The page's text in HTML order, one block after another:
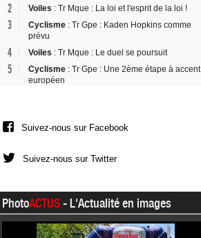
2 Voiles : Tr Mque : La loi et l'esprit de la loi !
3 Cyclisme : Tr Gpe : Kaden Hopkins comme
prévu
4 Voiles : Tr Mque : Le duel se poursuit
5 Cyclisme : Tr Gpe : Une 2ème étape à accent
européen
Suivez-nous sur Facebook
Suivez-nous sur Twitter
PhotoACTUS- L'Actualité en images